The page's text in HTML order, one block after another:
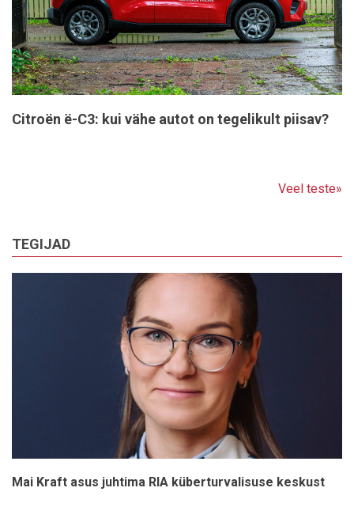
Citroën ë-C3: kui vähe autot on tegelikult piisav?
Veel teste»
TEGIJAD
Mai Kraft asus juhtima RIA küberturvalisuse keskust